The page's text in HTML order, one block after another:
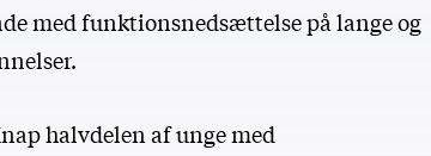
med funktionsnedsættelse på lange og
halvdelen af unge med